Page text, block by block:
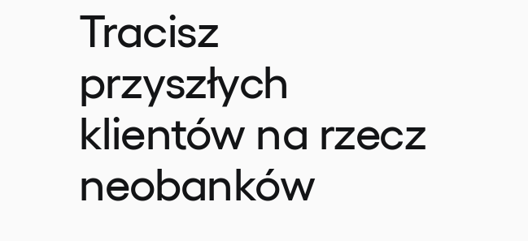
Tracisz
przyszłych
klientów na rzecz
neobanków